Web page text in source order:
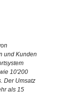
und Kunden
10'200
Der Umsatz
als 15